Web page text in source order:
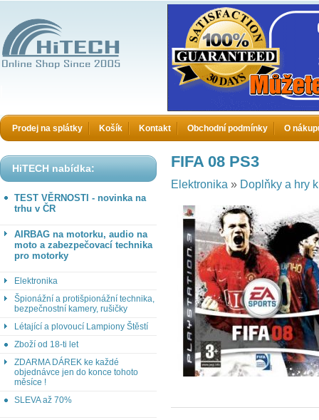
Prodej na splátky Košík Kontakt Obchodní podmínky O
HiTECH nabídka:
TEST VĚRNOSTI - novinka na
trhu v ČR
AIRBAG na motorku, audio na
moto a zabezpečovací technika
pro motorky
Elektronika
Špionážní a protišpionážní technika,
bezpečnostní kamery, rušičky
Létající a plovoucí Lampiony Štěstí
Zboží od 18-ti let
ZDARMA DÁREK ke každé
objednávce jen do konce tohoto
měsíce !
SLEVA až 70%
FIFA 08 PS3
Elektronika » Doplňky a hry